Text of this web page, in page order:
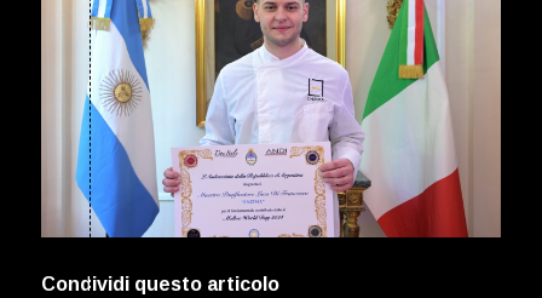
Condividi questo articolo